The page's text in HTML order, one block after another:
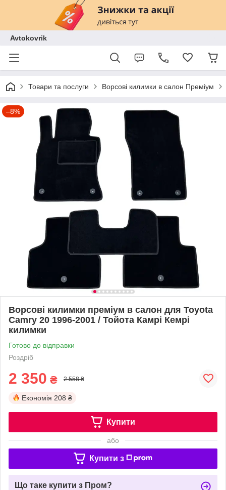
Avtokovrik
Товари та послуги Ворсові килимки в салон Преміум
–8%
Ворсові килимки преміум в салон для Toyota
Camry 20 1996-2001 / Тойота Камрі Кемрі
килимки
Готово до відправки
Роздріб
2 350 ₴ 2 558 ₴
Економія 208 ₴
Купити
або
Купити з
Що таке купити з Пром?